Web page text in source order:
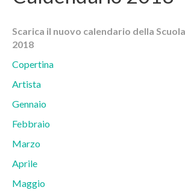
Scarica il nuovo calendario della
2018
Copertina
Artista
Gennaio
Febbraio
Marzo
Aprile
Maggio